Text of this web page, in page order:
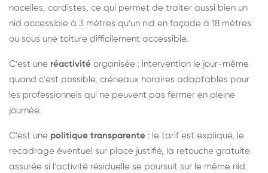
nacelles, cordistes, ce qui permet de traiter aussi bien un
nid accessible à 3 mètres qu'un nid en façade à 18 mètres
ou sous une toiture difficilement accessible.
C'est une réactivité organisée : intervention le jour-même
quand c'est possible, créneaux horaires adaptables pour
les professionnels qui ne peuvent pas fermer en pleine
journée.
C'est une politique transparente : le tarif est expliqué, le
recadrage éventuel sur place justifié, la retouche gratuite
assurée si l'activité résiduelle se poursuit sur le même nid.